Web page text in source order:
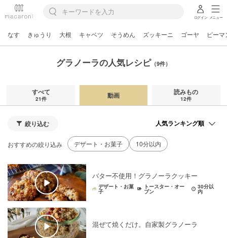
ログイン メニュー
なす きゅうり 大根 キャベツ そうめん ズッキーニ ゴーヤ ピーマ
グラノーラの人気レシピ （9件）
すべて
21件 動画 読みもの
12件
絞り込む
おすすめの絞り込み デザート・お菓子 10分以内
バター不使用！グラノーラクッキー
デザート・お菓
子
トースター・オー
ブン
30分以
内
混ぜて焼くだけ。自家製グラノーラ